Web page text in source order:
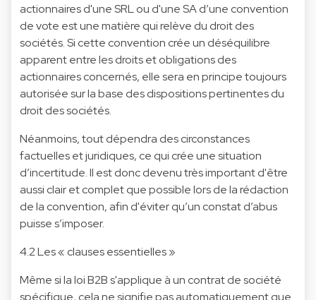
actionnaires d'une SRL ou d'une SA d’une convention
de vote est une matière qui relève du droit des
sociétés. Si cette convention crée un déséquilibre
apparent entre les droits et obligations des
actionnaires concernés, elle sera en principe toujours
autorisée sur la base des dispositions pertinentes du
droit des sociétés.
Néanmoins, tout dépendra des circonstances
factuelles et juridiques, ce qui crée une situation
d’incertitude. Il est donc devenu très important d'être
aussi clair et complet que possible lors de la rédaction
de la convention, afin d'éviter qu’un constat d’abus
puisse s’imposer.
4.2 Les « clauses essentielles »
Même si la loi B2B s'applique à un contrat de société
spécifique, cela ne signifie pas automatiquement que